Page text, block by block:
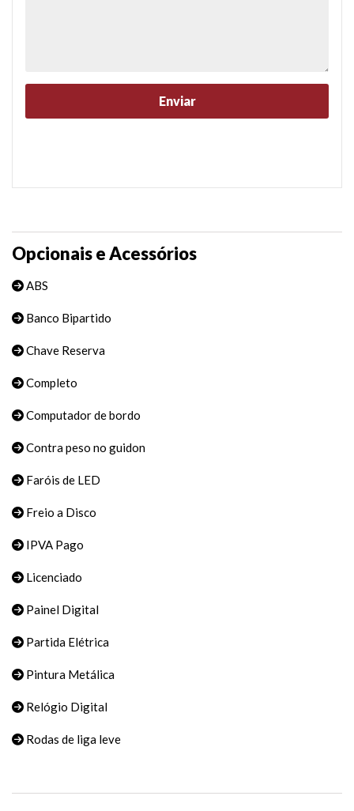
Opcionais e Acessórios
ABS
Banco Bipartido
Chave Reserva
Completo
Computador de bordo
Contra peso no guidon
Faróis de LED
Freio a Disco
IPVA Pago
Licenciado
Painel Digital
Partida Elétrica
Pintura Metálica
Relógio Digital
Rodas de liga leve